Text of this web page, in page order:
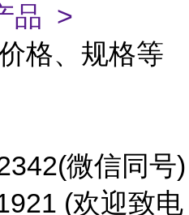
品 >
格、规格等
微信同号)
(欢迎致电